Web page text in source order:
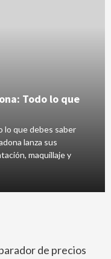
Todo lo que
lo que debes saber
lanza sus
maquillaje y
de precios